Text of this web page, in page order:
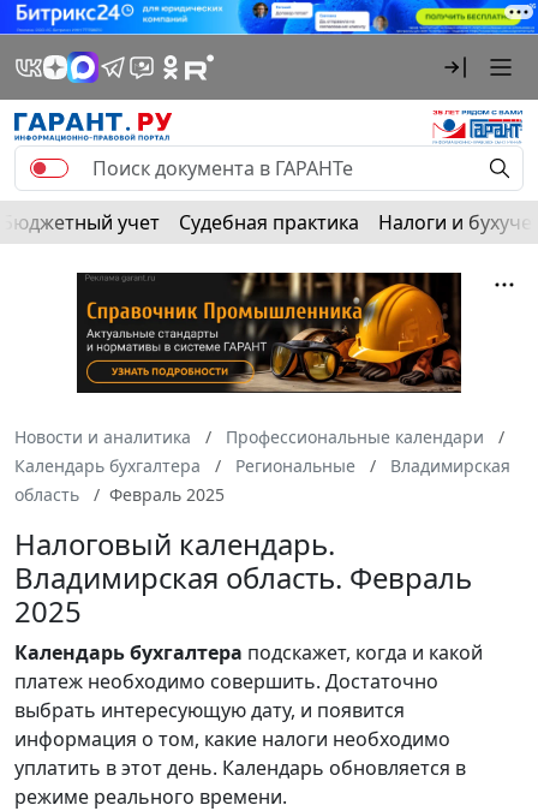
Бюджетный учет Судебная практика Налоги и
Новости и аналитика
Профессиональные календари
Календарь бухгалтера
Региональные
Владимирская
область
Февраль 2025
Налоговый календарь.
Владимирская область. Февраль
2025
Календарьбухгалтера подскажет, когда и какой
платеж необходимо совершить. Достаточно
выбрать интересующую дату, и появится
информация о том, какие налоги необходимо
уплатить в этот день. Календарь обновляется в
режиме реального времени.